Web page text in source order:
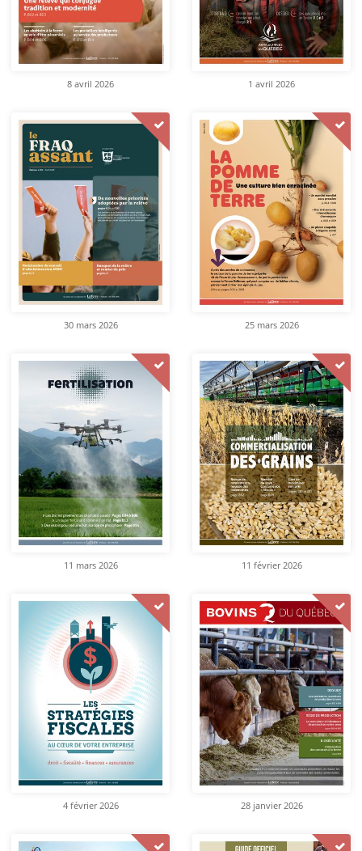
8 avril 2026 1 avril 2026
30 mars 2026 25 mars 2026
11 mars 2026 11 février 2026
4 février 2026 28 janvier 2026